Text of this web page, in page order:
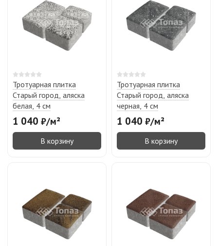
Тротуарная плитка
Старый город, аляска
белая, 4 см
1 040 ₽/м²
В корзину
Тротуарная плитка
Старый город, аляска
черная, 4 см
1 040 ₽/м²
В корзину